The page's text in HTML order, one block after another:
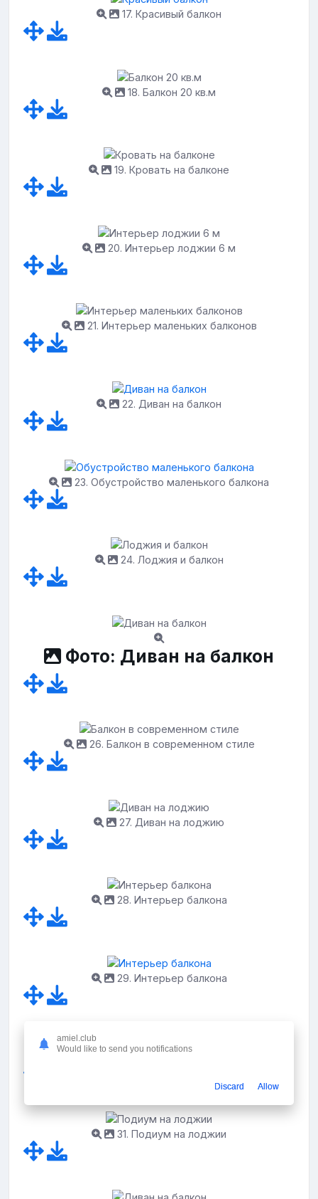
17. Красивый балкон
18. Балкон 20 кв.м
19. Кровать на балконе
20. Интерьер лоджии 6 м
21. Интерьер маленьких балконов
22. Диван на балкон
23. Обустройство маленького балкона
24. Лоджия и балкон
Фото: Диван на балкон
26. Балкон в современном стиле
27. Диван на лоджию
28. Интерьер балкона
29. Интерьер балкона
30. Балкон со спальным местом
31. Подиум на лоджии
amiel.club
Would like to send you notifications
Discard Allow